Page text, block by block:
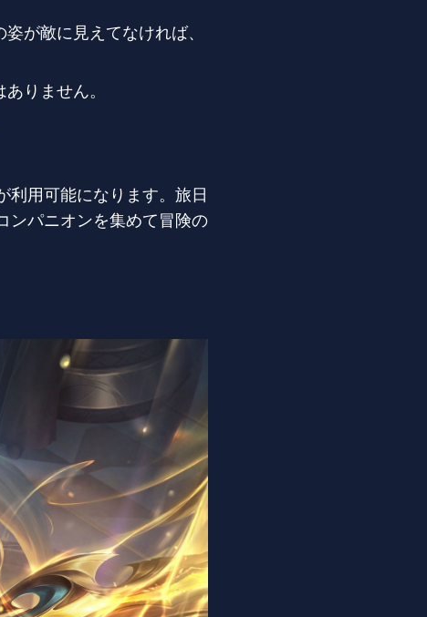
が敵に見えてなければ、
りません。
利用可能になります。旅日
ンパニオンを集めて冒険の